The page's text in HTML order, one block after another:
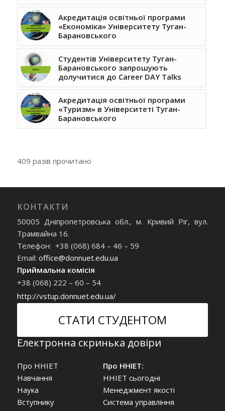
Акредитація освітньої програми
«Економіка» Університету Туган-
Барановського
Студентів Університету Туган-
Барановського запрошують
долучитися до Career DAY Talks
Акредитація освітньої програми
«Туризм» в Університеті Туган-
Барановського
409 разів прочитано
КОНТАКТИ
50005 Дніпропетровська обл., м. Кривий Ріг, вул.
Трамвайна 16.
Телефон: +38 (068) 684 – 46 – 59
Email: office@donnuet.edu.ua
Приймальна комісія
+38 (068) 222 – 60 – 54
http://vstup.donnuet.edu.ua/
СТАТИ СТУДЕНТОМ
Електронна скринька довіри
Про ННІЕТ
Навчання
Наука
Вступнику
Про ННІЕТ:
ННІЕТ сьогодні
Менеджмент якості
Система управління